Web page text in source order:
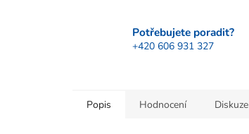
Potřebujete poradit?
+420 606 931 327
Popis Hodnocení Diskuze